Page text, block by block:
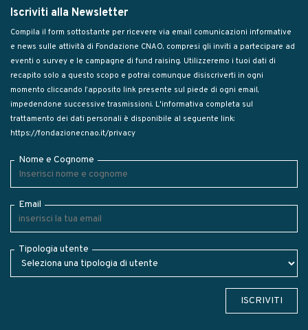
Iscriviti alla Newsletter
Compila il form sottostante per ricevere via email comunicazioni informative
e news sulle attività di Fondazione CNAO, compresi gli inviti a partecipare ad
eventi o survey e le campagne di fund raising. Utilizzeremo i tuoi dati di
recapito solo a questo scopo e potrai comunque disiscriverti in ogni
momento cliccando l’apposito link presente sul piede di ogni email,
impedendone successive trasmissioni. L'informativa completa sul
trattamento dei dati personali è disponibile al seguente link:
https://fondazionecnao.it/privacy
Nome e Cognome
Email
Tipologia utente
ISCRIVITI